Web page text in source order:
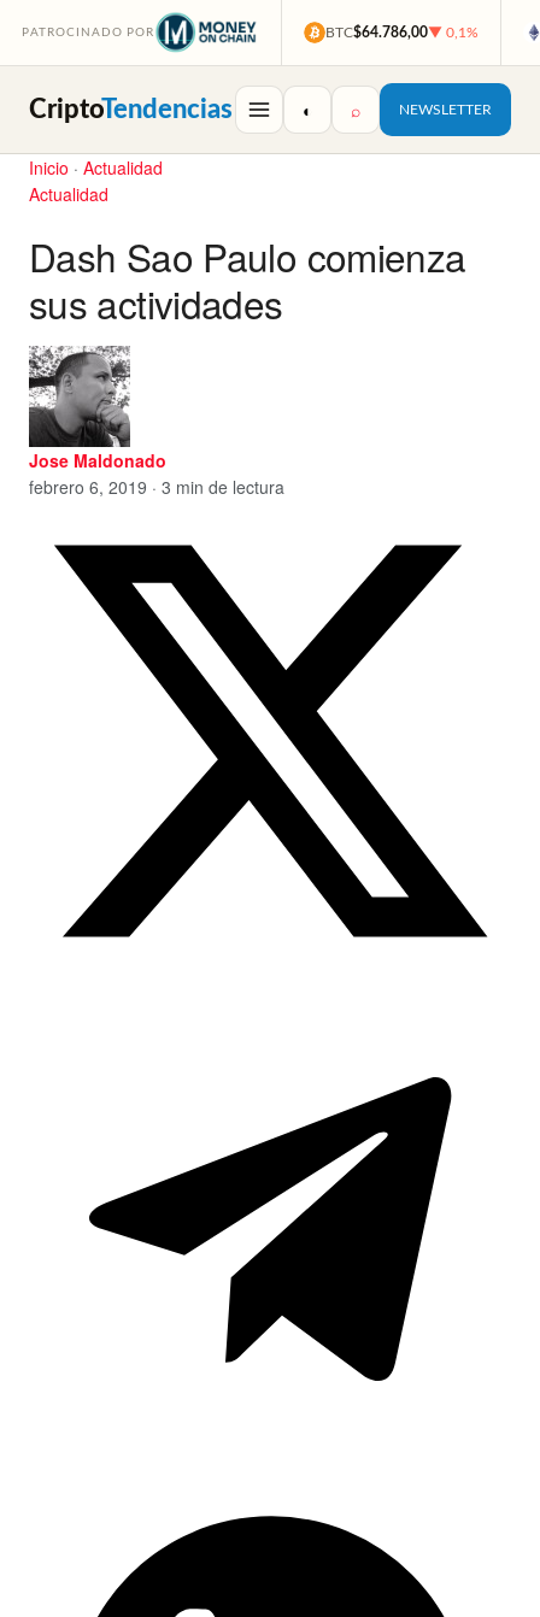
PATROCINADO POR BTC$64.786,00▼ 0,1%
CriptoTendencias ◐ ⌕ NEWSLETTER
Inicio · Actualidad
Actualidad
Dash Sao Paulo comienza
sus actividades
Jose Maldonado
febrero 6, 2019 · 3 min de lectura